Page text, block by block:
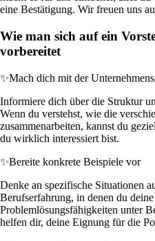
eine Bestätigung. Wir freuen uns
Wie man sich auf ein
vorbereitet
✨Mach dich mit der
Informiere dich über die Struktur
Wenn du verstehst, wie die
zusammenarbeiten, kannst du
du wirklich interessiert bist.
✨Bereite konkrete Beispiele vor
Denke an spezifische Situationen
Berufserfahrung, in denen du
Problemlösungsfähigkeiten unter
helfen dir, deine Eignung für die